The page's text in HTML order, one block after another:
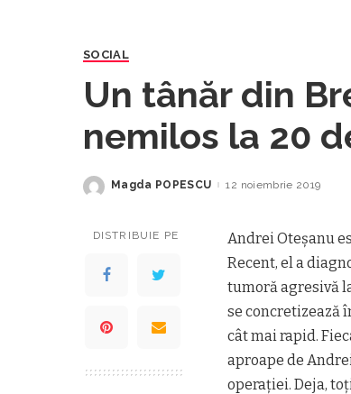
SOCIAL
Un tânăr din
nemilos la 20
ajutorul nostru
Posted
Magda POPESCU 12 noiembrie 2019
DISTRIBUIE PE
Andrei Oteșanu
Recent, el a
tumoră agresivă
se concretizează
cât mai rapid.
aproape de
operației. Deja,